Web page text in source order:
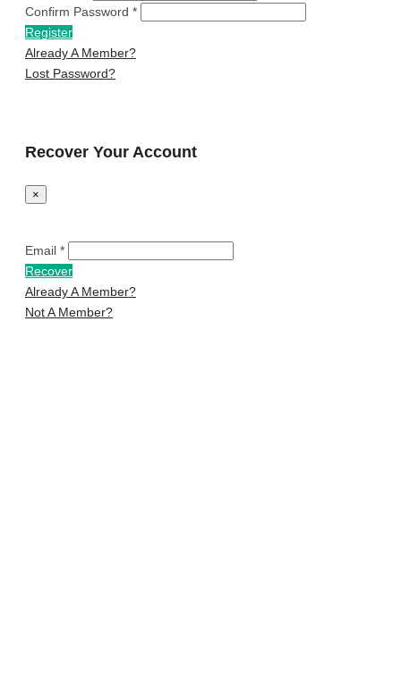
Confirm Password *
Register
Already A Member?
Lost Password?
Recover Your Account
×
Email *
Recover
Already A Member?
Not A Member?